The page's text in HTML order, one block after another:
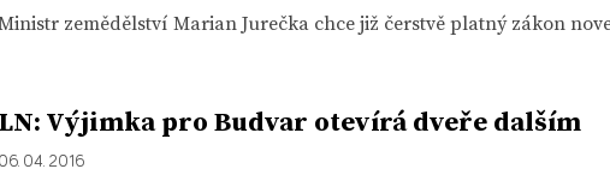
zemědělství Marian Jurečka chce již čerstvě platný zákon
LN: Výjimka pro Budvar otevírá dveře dalším
06. 04. 2016